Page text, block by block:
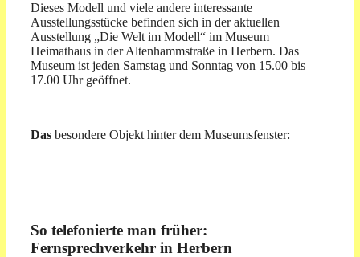
Dieses Modell und viele andere interessante
Ausstellungsstücke befinden sich in der aktuellen
Ausstellung „Die Welt im Modell“ im Museum
Heimathaus in der Altenhammstraße in Herbern. Das
Museum ist jeden Samstag und Sonntag von 15.00 bis
17.00 Uhr geöffnet.
Das besondere Objekt hinter dem Museumsfenster:
So telefonierte man früher:
Fernsprechverkehr in Herbern